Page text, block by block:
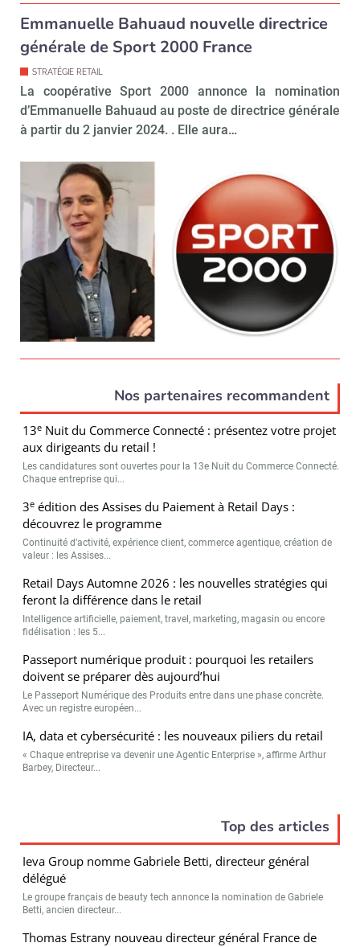
Emmanuelle Bahuaud nouvelle directrice
générale de Sport 2000 France
STRATÉGIE RETAIL
La coopérative Sport 2000 annonce la nomination
d’Emmanuelle Bahuaud au poste de directrice générale
à partir du 2 janvier 2024. . Elle aura…
Nos partenaires recommandent
13e Nuit du Commerce Connecté : présentez votre projet
aux dirigeants du retail !
Les candidatures sont ouvertes pour la 13e Nuit du Commerce Connecté.
Chaque entreprise qui...
3e édition des Assises du Paiement à Retail Days :
découvrez le programme
Continuité d’activité, expérience client, commerce agentique, création de
valeur : les Assises...
Retail Days Automne 2026 : les nouvelles stratégies qui
feront la différence dans le retail
Intelligence artificielle, paiement, travel, marketing, magasin ou encore
fidélisation : les 5...
Passeport numérique produit : pourquoi les retailers
doivent se préparer dès aujourd’hui
Le Passeport Numérique des Produits entre dans une phase concrète.
Avec un registre européen...
IA, data et cybersécurité : les nouveaux piliers du retail
« Chaque entreprise va devenir une Agentic Enterprise », affirme Arthur
Barbey, Directeur...
Top des articles
Ieva Group nomme Gabriele Betti, directeur général
délégué
Le groupe français de beauty tech annonce la nomination de Gabriele
Betti, ancien directeur...
Thomas Estrany nouveau directeur général France de